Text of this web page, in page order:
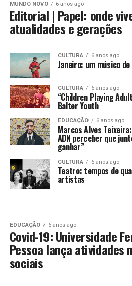
MUNDO NOVO 6 anos ago
Editorial | Papel: onde
atualidades e gerações
CULTURA 6 anos ago
Janeiro: um músico
CULTURA 6 anos ago
“Children Playing
Balter Youth
EDUCAÇÃO 6 anos ago
Marcos Alves
ADN perceber que
ganhar”
CULTURA 6 anos ago
Teatro: tempos de
artistas
EDUCAÇÃO 6 anos ago
Covid-19: Universidade
Pessoa lança atividades
sociais